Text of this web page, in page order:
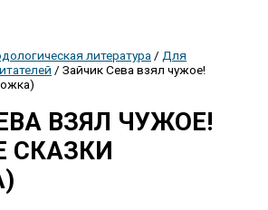
литература / Для
/ Зайчик Сева взял чужое!
ВЗЯЛ ЧУЖОЕ!
СКАЗКИ